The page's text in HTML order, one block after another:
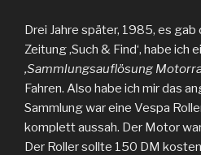
Drei Jahre später, 1985, es
Zeitung ‚Such & Find‘, habe
‚Sammlungsauflösung
Fahren. Also habe ich mir das
Sammlung war eine Vespa
komplett aussah. Der Motor
Der Roller sollte 150 DM